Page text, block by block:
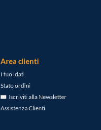
Area clienti
I tuoi dati
Stato ordini
Iscriviti alla Newsletter
Assistenza Clienti